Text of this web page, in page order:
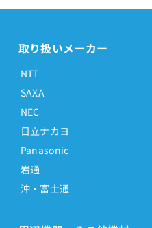
取り扱いメーカー
NTT
SAXA
NEC
日立ナカヨ
Panasonic
岩通
沖・富士通